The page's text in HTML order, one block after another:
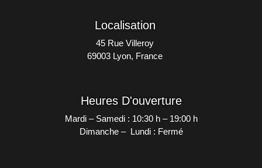
Localisation
45 Rue Villeroy
69003 Lyon, France
Heures D'ouverture
Mardi – Samedi : 10:30 h – 19:00 h
Dimanche – Lundi : Fermé